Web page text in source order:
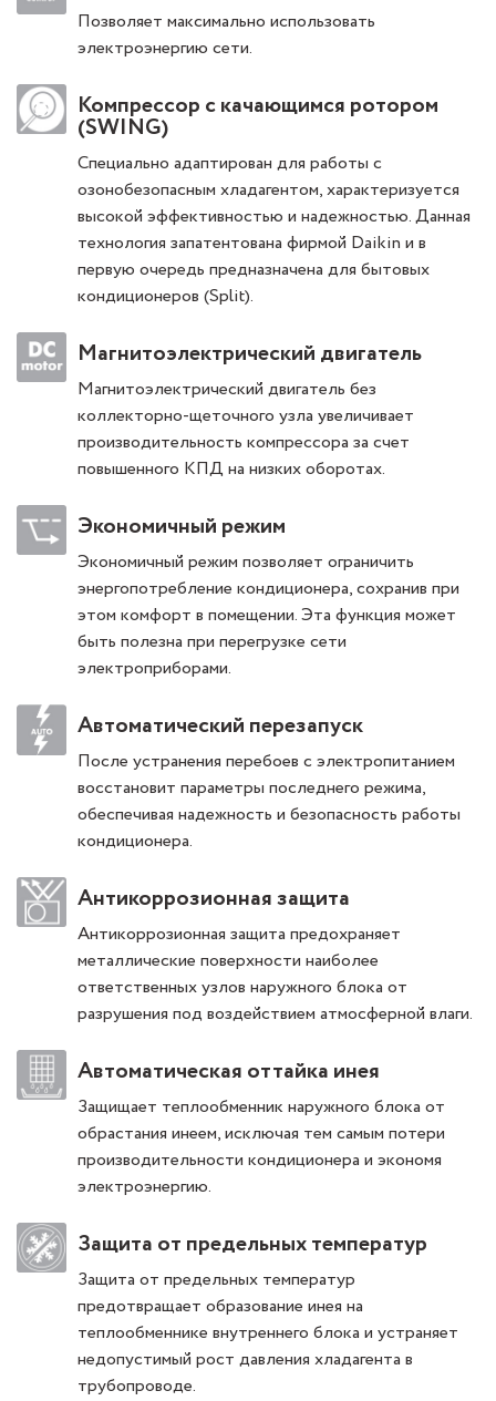
Позволяет максимально использовать
электроэнергию сети.
Компрессор с качающимся ротором
(SWING)
Специально адаптирован для работы с
озонобезопасным хладагентом, характеризуется
высокой эффективностью и надежностью. Данная
технология запатентована фирмой Daikin и в
первую очередь предназначена для бытовых
кондиционеров (Split).
Магнитоэлектрический двигатель
Магнитоэлектрический двигатель без
коллекторно-щеточного узла увеличивает
производительность компрессора за счет
повышенного КПД на низких оборотах.
Экономичный режим
Экономичный режим позволяет ограничить
энергопотребление кондиционера, сохранив при
этом комфорт в помещении. Эта функция может
быть полезна при перегрузке сети
электроприборами.
Автоматический перезапуск
После устранения перебоев с электропитанием
восстановит параметры последнего режима,
обеспечивая надежность и безопасность работы
кондиционера.
Антикоррозионная защита
Антикоррозионная защита предохраняет
металлические поверхности наиболее
ответственных узлов наружного блока от
разрушения под воздействием атмосферной влаги.
Автоматическая оттайка инея
Защищает теплообменник наружного блока от
обрастания инеем, исключая тем самым потери
производительности кондиционера и экономя
электроэнергию.
Защита от предельных температур
Защита от предельных температур
предотвращает образование инея на
теплообменнике внутреннего блока и устраняет
недопустимый рост давления хладагента в
трубопроводе.